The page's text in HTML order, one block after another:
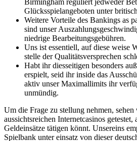
Glücksspielangeboten unter
Weitere Vorteile des Bankings as
sind unser
niedrige Bearbeitungsgebühren.
Uns ist essentiell, auf diese weise
stelle der Qualitätsversprechen
Habt ihr diesseitigen besonders
erspielt, seid ihr inside das
aktiv unser Maximallimits ihr
unmündig.
Um die Frage zu stellung nehmen,
aussichtsreichen Internetcasinos getestet,
Geldeinsätze tätigen könnt. Unsereins
Spielbank unter einsatz von dieser